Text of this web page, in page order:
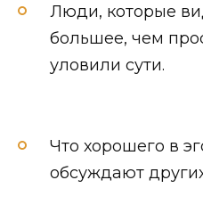
Люди, которые
большее, чем
уловили сути.
Что хорошего в
обсуждают